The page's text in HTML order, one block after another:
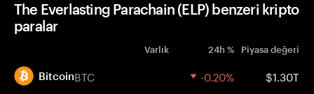
The Everlasting Parachain (ELP) benzeri kripto
paralar
Varlık 24h % Piyasa değeri
BitcoinBTC -0.20% $1.30T